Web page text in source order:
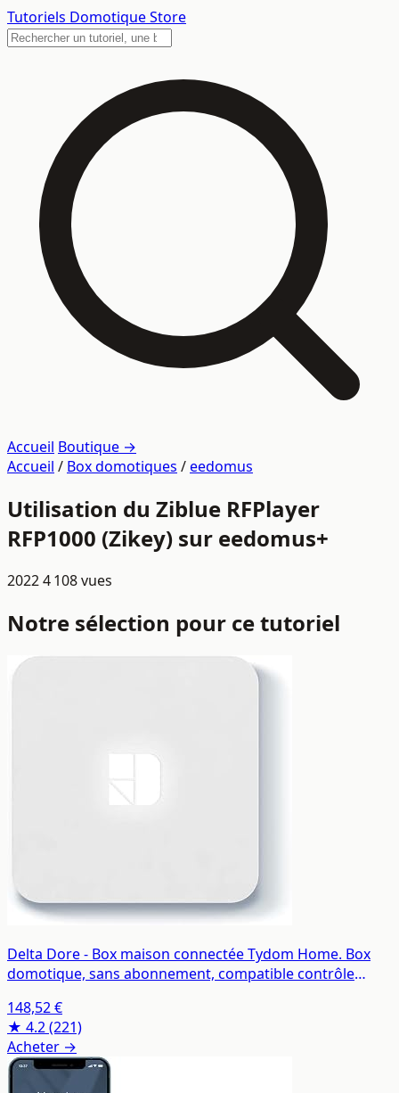
Tutoriels Domotique Store
Accueil Boutique →
Accueil / Box domotiques /eedomus
Utilisation du Ziblue RFPlayer
RFP1000 (Zikey) sur eedomus+
20224 108 vues
Notre sélection pour ce tutoriel
Delta Dore - Box maison connectée Tydom Home. Box
domotique, sans abonnement, compatible contrôle
148,52 €
★ 4.2(221)
Acheter →